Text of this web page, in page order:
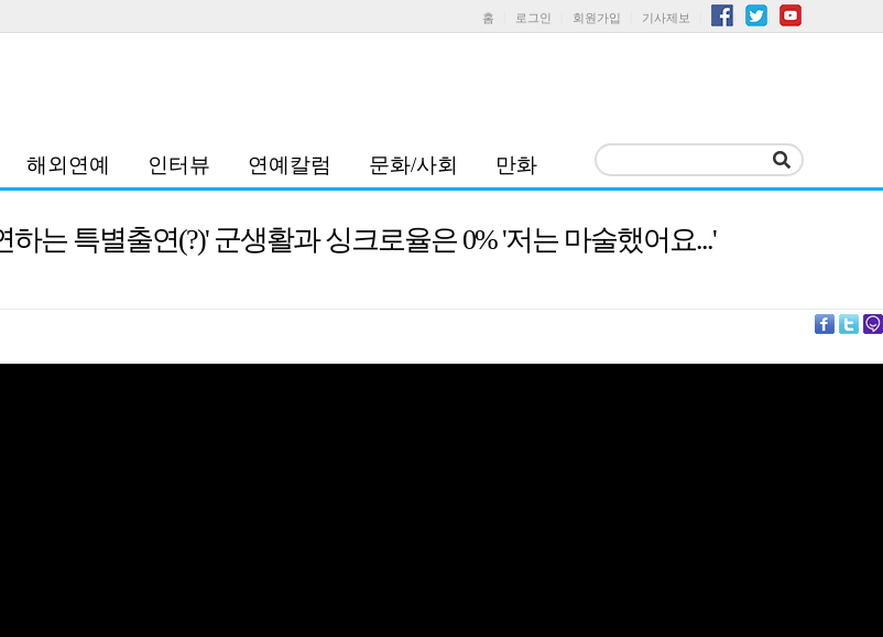
홈 로그인 회원가입 기사제보
해외연예 인터뷰 연예칼럼 문화/사회 만화
는 특별출연(?)' 군생활과 싱크로율은 0% '저는 마술했어요...'